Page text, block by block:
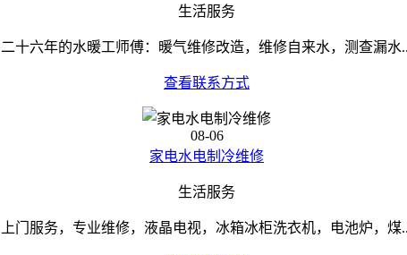
生活服务
二十六年的水暖工师傅：暖气维修改造，维修自来水，测查漏水
查看联系方式
08-06
家电水电制冷维修
生活服务
上门服务，专业维修，液晶电视，冰箱冰柜洗衣机，电池炉，煤